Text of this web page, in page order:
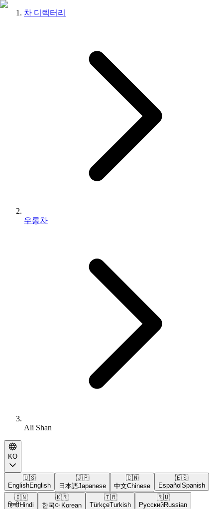
차 디렉터리
우롱차
Ali Shan
KO
🇺🇸
EnglishEnglish
🇯🇵
日本語Japanese
🇨🇳
中文Chinese
🇪🇸
Español Spanish
🇮🇳
हिन्दीHindi
🇰🇷
한국어 Korean
🇹🇷
TürkçeTurkish
🇷🇺
РусскийRussian